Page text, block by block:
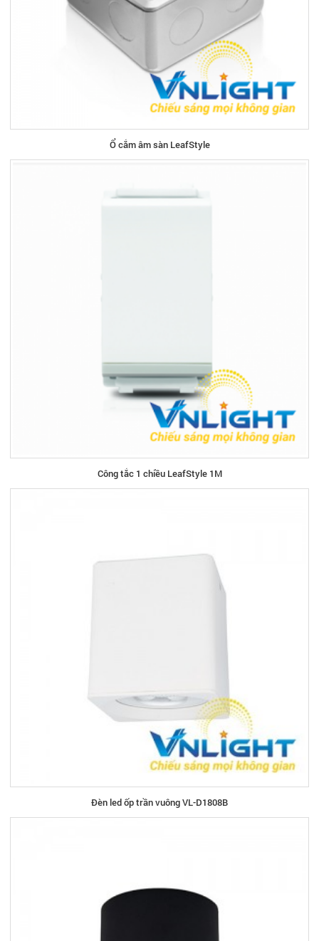
Ổ cắm âm sàn LeafStyle
Công tắc 1 chiều LeafStyle 1M
Đèn led ốp trần vuông VL-D1808B